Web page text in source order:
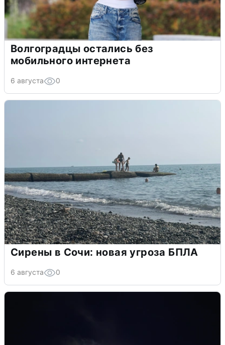
Волгоградцы остались без
мобильного интернета
6 августа 0
Сирены в Сочи: новая угроза БПЛА
6 августа 0